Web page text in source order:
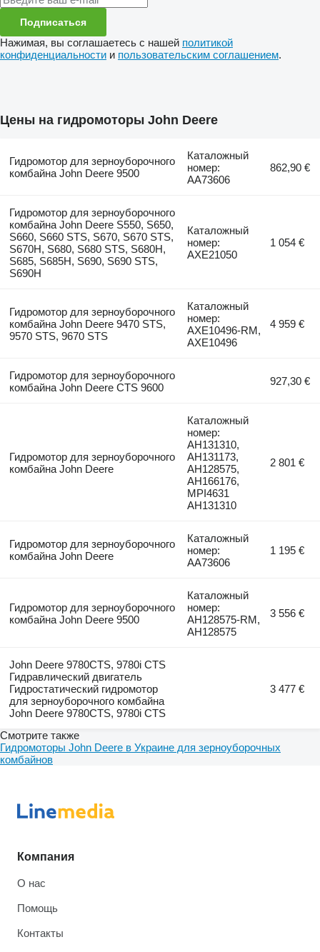
Подписаться
Нажимая, вы соглашаетесь с нашей политикой
конфиденциальности и пользовательским соглашением.
Цены на гидромоторы John Deere
Гидромотор для зерноуборочного
комбайна John Deere 9500
Каталожный
номер:
AA73606
862,90 €
Гидромотор для зерноуборочного
комбайна John Deere S550, S650,
S660, S660 STS, S670, S670 STS,
S670H, S680, S680 STS, S680H,
S685, S685H, S690, S690 STS,
S690H
Каталожный
номер:
AXE21050
1 054 €
Гидромотор для зерноуборочного
комбайна John Deere 9470 STS,
9570 STS, 9670 STS
Каталожный
номер:
AXE10496-RM,
AXE10496
4 959 €
Гидромотор для зерноуборочного
комбайна John Deere CTS 9600
927,30 €
Гидромотор для зерноуборочного
комбайна John Deere
Каталожный
номер:
AH131310,
AH131173,
AH128575,
AH166176,
MPI4631
AH131310
2 801 €
Гидромотор для зерноуборочного
комбайна John Deere
Каталожный
номер:
AA73606
1 195 €
Гидромотор для зерноуборочного
комбайна John Deere 9500
Каталожный
номер:
AH128575-RM,
AH128575
3 556 €
John Deere 9780CTS, 9780i CTS
Гидравлический двигатель
Гидростатический гидромотор
для зерноуборочного комбайна
John Deere 9780CTS, 9780i CTS
3 477 €
Смотрите также
Гидромоторы John Deere в Украине для зерноуборочных
комбайнов
Компания
О нас
Помощь
Контакты